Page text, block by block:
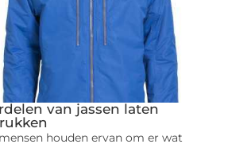
van jassen laten
houden ervan om er wat